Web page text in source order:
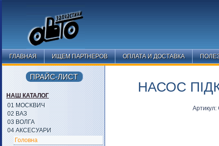
ГЛАВНАЯ ИЩЕМ ПАРТНЕРОВ ОПЛАТА И ДОСТАВКА
НАСОС
ПРАЙС-ЛИСТ
НАШ КАТАЛОГ
01 МОСКВИЧ
02 ВАЗ
03 ВОЛГА
04 АКСЕСУАРИ
Головна